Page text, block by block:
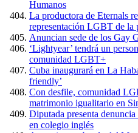
Humanos
La productora de Eternals
representación LGBT de la
Anuncian sede de los Gay
‘Lightyear’ tendrá un
comunidad LGBT+
Cuba inaugurará en La
friendly’
Con desfile, comunidad
matrimonio igualitario en
Diputada presenta
en colegio inglés